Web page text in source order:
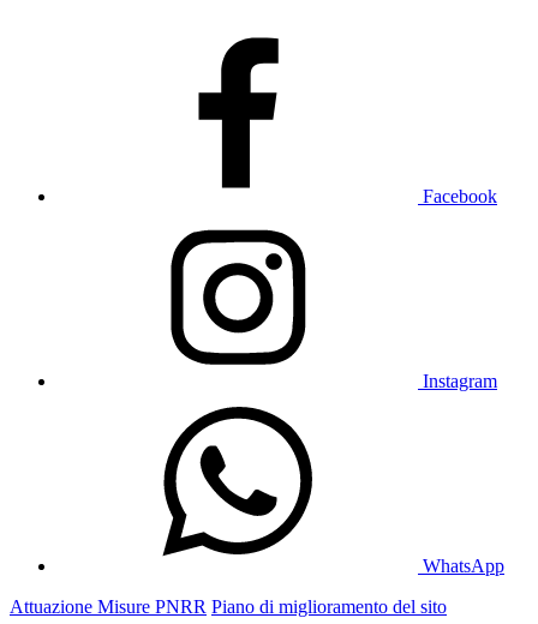
Facebook
Instagram
WhatsApp
Attuazione Misure PNRR Piano di miglioramento del sito